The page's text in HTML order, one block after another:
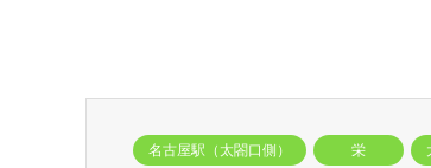
名古屋駅（太閤口側） 栄